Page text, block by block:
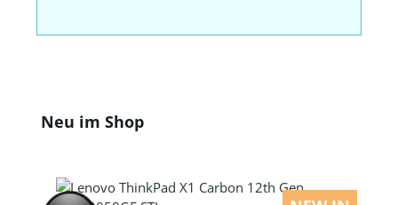
Produktgalerie überspringen
Neu im Shop